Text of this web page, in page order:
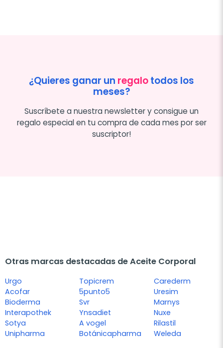
¿Quieres ganar un regalotodos los
meses?
Suscríbete a nuestra newsletter y consigue un
regalo especial en tu compra de cada mes por ser
suscriptor!
Otras marcas destacadas de Aceite Corporal
Urgo
Acofar
Bioderma
Interapothek
Sotya
Unipharma
Topicrem
5punto5
Svr
Ynsadiet
A vogel
Botánicapharma
Carederm
Uresim
Marnys
Nuxe
Rilastil
Weleda